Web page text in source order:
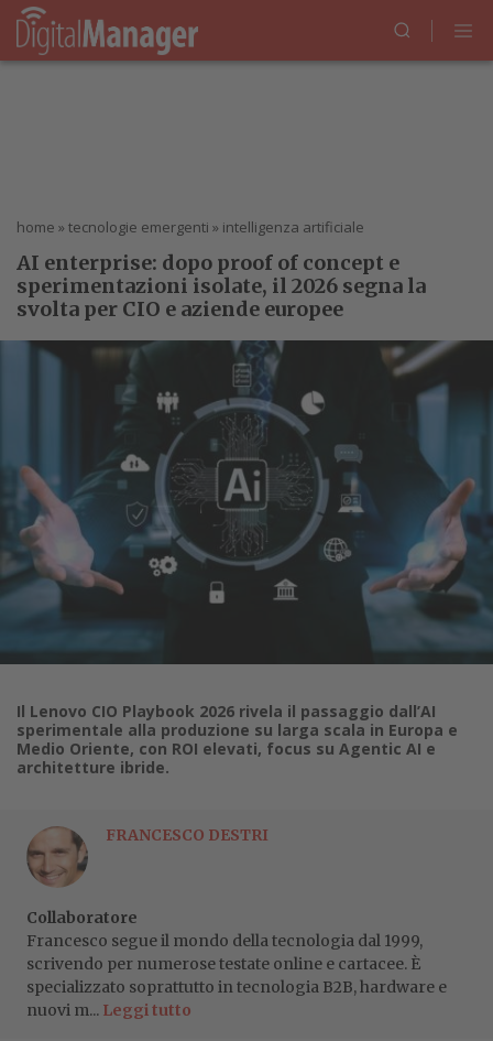
home » tecnologie emergenti » intelligenza artificiale
AI enterprise: dopo proof of concept e
sperimentazioni isolate, il 2026 segna la
svolta per CIO e aziende europee
Il Lenovo CIO Playbook 2026 rivela il passaggio dall’AI
sperimentale alla produzione su larga scala in Europa e
Medio Oriente, con ROI elevati, focus su Agentic AI e
architetture ibride.
FRANCESCO DESTRI
Collaboratore
Francesco segue il mondo della tecnologia dal 1999,
scrivendo per numerose testate online e cartacee. È
specializzato soprattutto in tecnologia B2B, hardware e
nuovi m... Leggi tutto